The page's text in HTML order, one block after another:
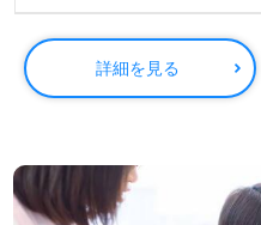
詳細を見る